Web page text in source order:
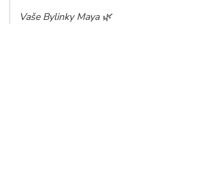
Vaše Bylinky Maya 🌿